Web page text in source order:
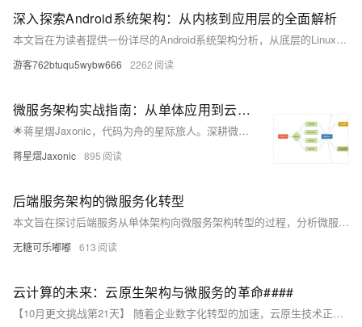
深入探索Android系统架构：从内核到应用层的全面解析
本文旨在为读者提供一份详尽的Android系统架构分析，从底层的Linux内核到顶层的应用程序框架。我们将探讨Android系统的模块化设计、各层之间的交互机制以及它们如何共同协作以支持丰富多样的应用生态。通过本篇文章，开发者和爱好者可以更深入理解Android平台的工作原理，从而优化开发流程和提升应用性能。
游客762btuqu5wybw666 2262
微服务架构实战指南：从单体应用到云原生的蜕变之路
🌟蒋星熠Jaxonic，代码为舟的星际旅人。深耕微服务架构，擅以DDD拆分服务、构建高可用通信与治理体系。分享从单体到云原生的实战经验，探索技术演进的无限可能。
蒋星熠Jaxonic 895
后端服务架构的微服务化转型
本文旨在探讨后端服务从单体架构向微服务架构转型的过程，分析微服务架构的优势和面临的挑战。文章首先介绍单体架构的局限性，然后详细阐述微服务架构的核心概念及其在现代软件开发中的应用。通过对比两种架构，指出微服务化转型的必要性和实施策略。最后，讨论了微服务架构实施过程中可能遇到的问题及解决方案。
无糖可乐嘟嘟 613
云计算的未来：云原生架构与微服务的革命####
【10月更文挑战第21天】 随着企业数字化转型的加速，云原生技术正迅速成为IT行业的新宠。本文深入探讨了云原生架构的核心理念、关键技术如容器化和微服务的优势，以及如何通过这些技术实现高效、灵活且可扩展的现代应用开发。我们将揭示云原生如何重塑软件开发流程，提升业务敏捷性，并探索其对企业IT架构的深远影响。 ####